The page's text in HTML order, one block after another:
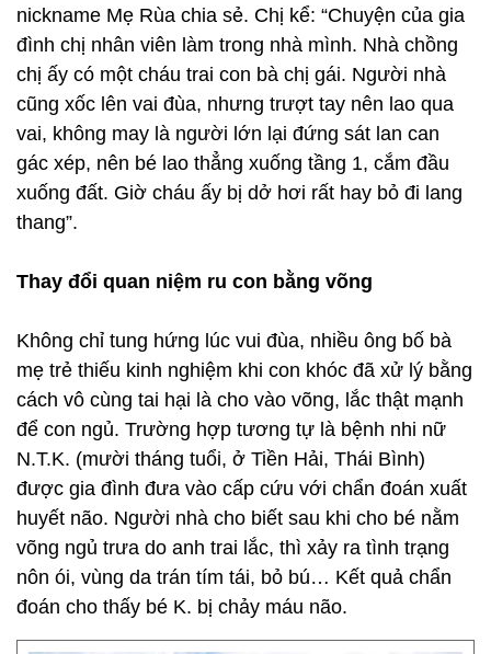
nickname Mẹ Rùa chia sẻ. Chị kể: “Chuyện của gia
đình chị nhân viên làm trong nhà mình. Nhà chồng
chị ấy có một cháu trai con bà chị gái. Người nhà
cũng xốc lên vai đùa, nhưng trượt tay nên lao qua
vai, không may là người lớn lại đứng sát lan can
gác xép, nên bé lao thẳng xuống tầng 1, cắm đầu
xuống đất. Giờ cháu ấy bị dở hơi rất hay bỏ đi lang
thang”.
Thay đổi quan niệm ru con bằng võng
Không chỉ tung hứng lúc vui đùa, nhiều ông bố bà
mẹ trẻ thiếu kinh nghiệm khi con khóc đã xử lý bằng
cách vô cùng tai hại là cho vào võng, lắc thật mạnh
để con ngủ. Trường hợp tương tự là bệnh nhi nữ
N.T.K. (mười tháng tuổi, ở Tiền Hải, Thái Bình)
được gia đình đưa vào cấp cứu với chẩn đoán xuất
huyết não. Người nhà cho biết sau khi cho bé nằm
võng ngủ trưa do anh trai lắc, thì xảy ra tình trạng
nôn ói, vùng da trán tím tái, bỏ bú… Kết quả chẩn
đoán cho thấy bé K. bị chảy máu não.